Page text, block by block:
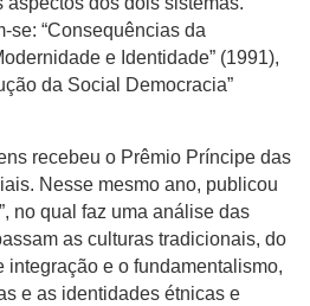
se: “Consequências da
e Identidade” (1991),
da Social Democracia”
recebeu o Prêmio Príncipe das
Nesse mesmo ano, publicou
no qual faz uma análise das
as culturas tradicionais, do
integração e o fundamentalismo,
e as identidades étnicas e